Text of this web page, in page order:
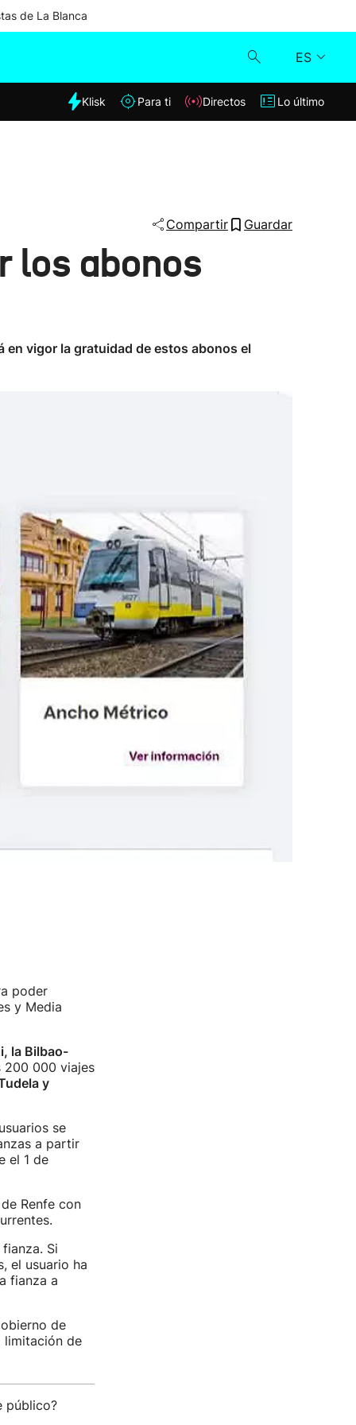
de La Blanca
ES
Klisk
Klisk Para ti Directos Lo último
Compartir Guardar
los abonos
en vigor la gratuidad de estos abonos el
poder
y Media
la Bilbao-
200 000 viajes
y
se
a partir
el 1 de
Renfe con
Si
el usuario ha
fianza a
de
limitación de
público?